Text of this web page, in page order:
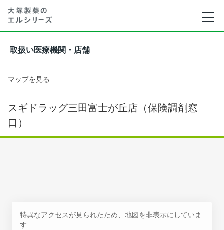
取扱い医療機関・店舗
マップを見る
スギドラッグ三田富士が丘店（保険調剤窓
口）
特異なアクセスが見られたため、地図を非表示にしていま
す